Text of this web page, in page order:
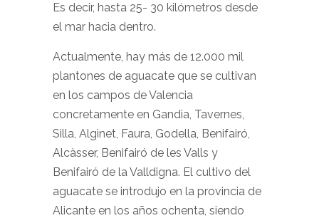
Es decir, hasta 25- 30 kilómetros desde
el mar hacia dentro.
Actualmente, hay más de 12.000 mil
plantones de aguacate que se cultivan
en los campos de Valencia
concretamente en Gandia, Tavernes,
Silla, Alginet, Faura, Godella, Benifairó,
Alcàsser, Benifairó de les Valls y
Benifairó de la Valldigna. El cultivo del
aguacate se introdujo en la provincia de
Alicante en los años ochenta, siendo